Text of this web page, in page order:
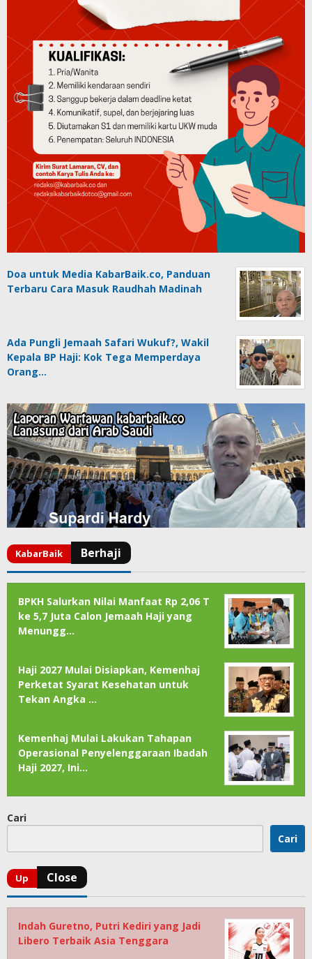
Doa untuk Media KabarBaik.co, Panduan
Terbaru Cara Masuk Raudhah Madinah
Ada Pungli Jemaah Safari Wukuf?, Wakil
Kepala BP Haji: Kok Tega Memperdaya
Orang…
BPKH Salurkan Nilai Manfaat Rp 2,06 T
ke 5,7 Juta Calon Jemaah Haji yang
Menungg…
Haji 2027 Mulai Disiapkan, Kemenhaj
Perketat Syarat Kesehatan untuk
Tekan Angka …
Kemenhaj Mulai Lakukan Tahapan
Operasional Penyelenggaraan Ibadah
Haji 2027, Ini…
Cari
Cari
Indah Guretno, Putri Kediri yang Jadi
Libero Terbaik Asia Tenggara